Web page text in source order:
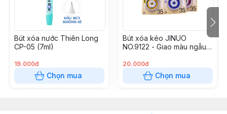
Bút xóa nước Thiên Long
CP-05 (7ml)
19.000đ
Chọn mua
Bút xóa kéo JINUO
NO.9122 - Giao màu ngẫu
20.000đ
Chọn mua